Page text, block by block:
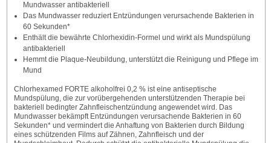
Mundwasser antibakteriell
Das Mundwasser reduziert Entzündungen verursachende Bakterien in
60 Sekunden*
Enthält die bewährte Chlorhexidin-Formel und wirkt als Mundspülung
antibakteriell
Hemmt die Plaque-Neubildung, unterstützt die Reinigung und Pflege im
Mund
Chlorhexamed FORTE alkoholfrei 0,2 % ist eine antiseptische
Mundspülung, die zur vorübergehenden unterstützenden Therapie bei
bakteriell bedingter Zahnfleischentzündung angewendet wird. Das
Mundwasser bekämpft Entzündungen verursachende Bakterien in 60
Sekunden* und vermindert die Anhaftung von Bakterien durch Bildung
eines schützenden Films auf Zähnen, Zahnfleisch und der